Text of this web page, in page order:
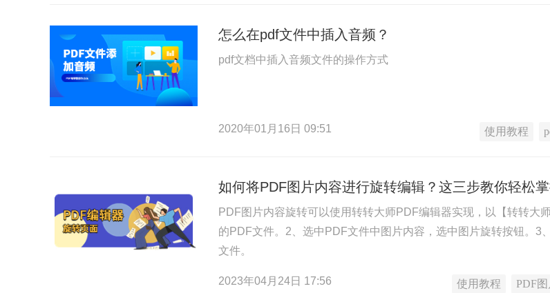
怎么在pdf文件中插入音频？
pdf文档中插入音频文件的操作方式
2020年01月16日 09:51 使用教程
如何将PDF图片内容进行旋转编辑？这三步教你轻松掌
PDF图片内容旋转可以使用转转大师PDF编辑器实现，以【转转
的PDF文件。2、选中PDF文件中图片内容，选中图片旋转按钮。
文件。
2023年04月24日 17:56 使用教程 PDF